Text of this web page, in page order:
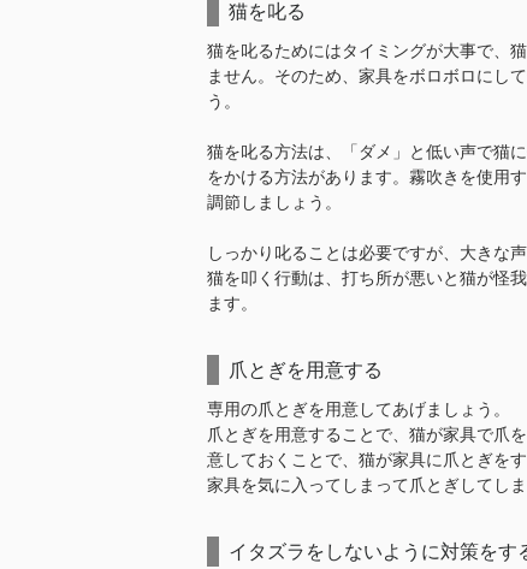
猫を叱る
猫を叱るためにはタイミングが大事で、
ません。そのため、家具をボロボロにし
う。
猫を叱る方法は、「ダメ」と低い声で猫
をかける方法があります。霧吹きを使用
調節しましょう。
しっかり叱ることは必要ですが、大きな
猫を叩く行動は、打ち所が悪いと猫が怪
ます。
爪とぎを用意する
専用の爪とぎを用意してあげましょう。
爪とぎを用意することで、猫が家具で爪
意しておくことで、猫が家具に爪とぎを
家具を気に入ってしまって爪とぎしてし
イタズラをしないように対策をす